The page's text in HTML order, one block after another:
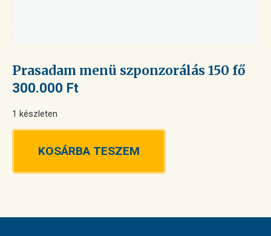
Prasadam menü szponzorálás 150 fő
300.000 Ft
1 készleten
KOSÁRBA TESZEM